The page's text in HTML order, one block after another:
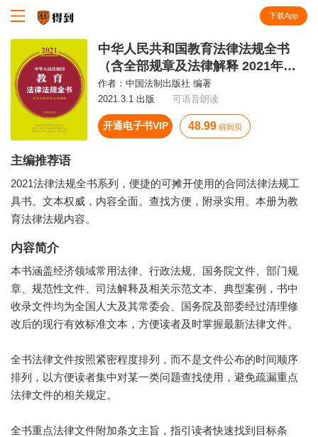
下载App
中华人民共和国教育法律法规全书
（含全部规章及法律解释 2021年
版）
作者： 中国法制出版社 编著
2021.3.1 出版
可语音朗读
开通电子书VIP 48.99 得到贝
主编推荐语
2021法律法规全书系列，便捷的可摊开使用的合同法律法规工
具书。文本权威，内容全面。查找方便，附录实用。本册为教
育法律法规内容。
内容简介
本书涵盖经济领域常用法律、行政法规、国务院文件、部门规
章、规范性文件、司法解释及相关示范文本、典型案例，书中
收录文件均为全国人大及其常委会、国务院及部委经过清理修
改后的现行有效标准文本，方便读者及时掌握最新法律文件。
全书法律文件按照紧密程度排列，而不是文件公布的时间顺序
排列，以方便读者集中对某一类问题查找使用，避免疏漏重点
法律文件的相关规定。
全书重点法律文件附加条文主旨，指引读者快速找到目标条